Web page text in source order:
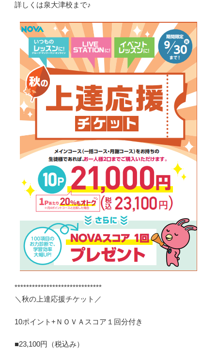
詳しくは泉大津校まで♪
******************************
＼秋の上達応援チケット／
10ポイント+ＮＯＶＡスコア１回分付き
■23,100円（税込み）